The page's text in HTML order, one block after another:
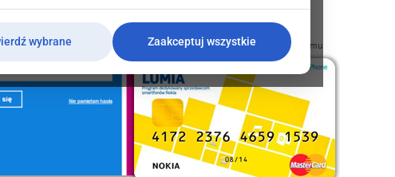
wybrane Zaakceptuj wszystkie